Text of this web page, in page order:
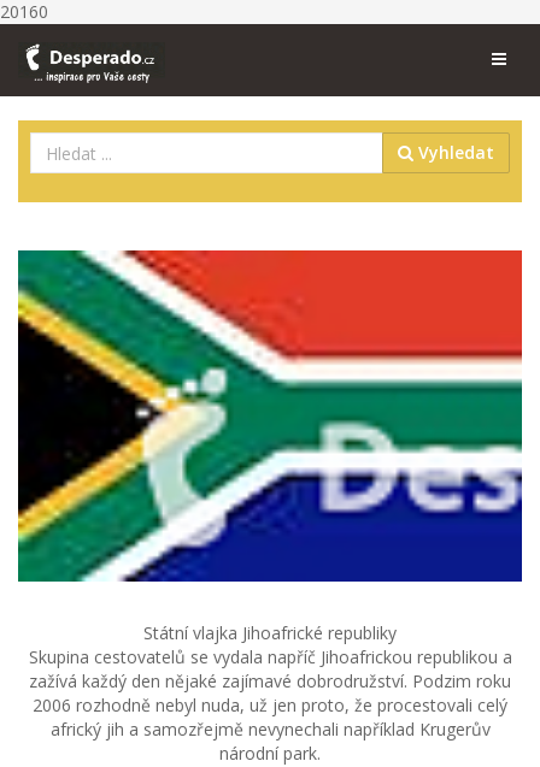
20160
Vyhledat
Státní vlajka Jihoafrické republiky
Skupina cestovatelů se vydala napříč Jihoafrickou republikou a
zažívá každý den nějaké zajímavé dobrodružství. Podzim roku
2006 rozhodně nebyl nuda, už jen proto, že procestovali celý
africký jih a samozřejmě nevynechali například Krugerův
národní park.